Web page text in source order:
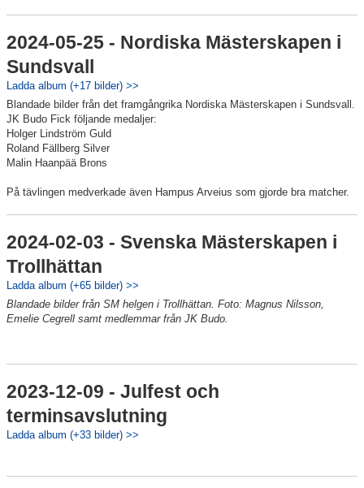
2024-05-25 - Nordiska Mästerskapen i
Sundsvall
Ladda album (+17 bilder) >>
Blandade bilder från det framgångrika Nordiska Mästerskapen i Sundsvall.
JK Budo Fick följande medaljer:
Holger Lindström Guld
Roland Fällberg Silver
Malin Haanpää Brons
På tävlingen medverkade även Hampus Arveius som gjorde bra matcher.
2024-02-03 - Svenska Mästerskapen i
Trollhättan
Ladda album (+65 bilder) >>
Blandade bilder från SM helgen i Trollhättan. Foto: Magnus Nilsson,
Emelie Cegrell samt medlemmar från JK Budo.
2023-12-09 - Julfest och
terminsavslutning
Ladda album (+33 bilder) >>